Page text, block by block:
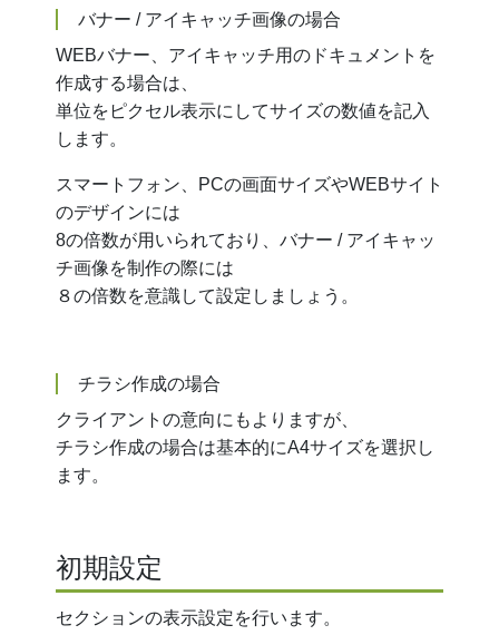
バナー / アイキャッチ画像の場合
WEBバナー、アイキャッチ用のドキュメントを
作成する場合は、
単位をピクセル表示にしてサイズの数値を記入
します。
スマートフォン、PCの画面サイズやWEBサイト
のデザインには
8の倍数が用いられており、バナー / アイキャッ
チ画像を制作の際には
８の倍数を意識して設定しましょう。
チラシ作成の場合
クライアントの意向にもよりますが、
チラシ作成の場合は基本的にA4サイズを選択し
ます。
初期設定
セクションの表示設定を行います。